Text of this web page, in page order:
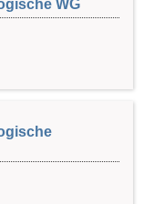
WG